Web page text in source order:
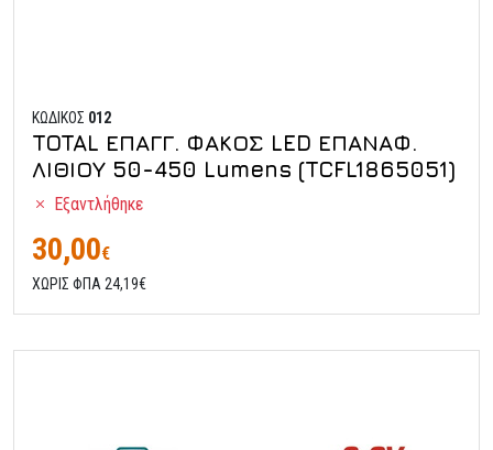
ΚΩΔΙΚΟΣ 012
TOTAL ΕΠΑΓΓ. ΦΑΚΟΣ LED ΕΠΑΝΑΦ.
ΛΙΘΙΟΥ 50-450 Lumens (TCFL1865051)
Εξαντλήθηκε
30,00€
ΧΩΡΙΣ ΦΠΑ 24,19€